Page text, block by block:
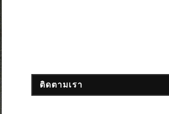
ติดตามเรา